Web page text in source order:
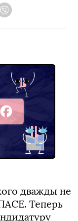
дважды не
Теперь